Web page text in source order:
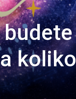
koliko